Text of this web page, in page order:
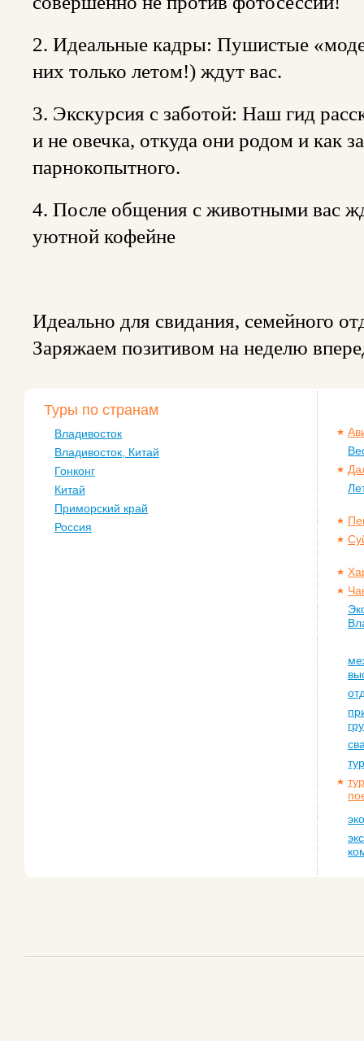
2. Идеальные кадры: Пушистые
них только летом!) ждут вас.
3. Экскурсия с заботой: Наш гид
и не овечка, откуда они родом и как
парнокопытного.
4. После общения с животными вас
уютной кофейне
Идеально для свидания, семейного
Заряжаем позитивом на неделю
Туры по странам
Владивосток
Владивосток, Китай
Гонконг
Китай
Приморский край
Россия